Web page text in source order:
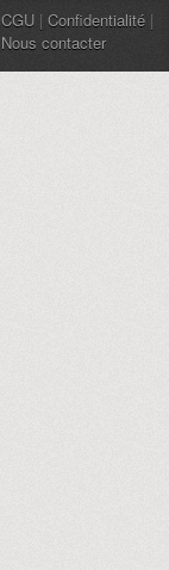
CGU | Confidentialité |
Nous contacter